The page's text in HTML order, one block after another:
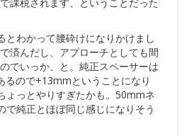
とわかって腰砕けになりかけまし
済んだし、アプローチとしても間
でいっか、と。純正スペーサーは
るので+13mmということになり
ょっとやりすぎたかも。50mmネ
純正とほぼ同じ感じになりそう